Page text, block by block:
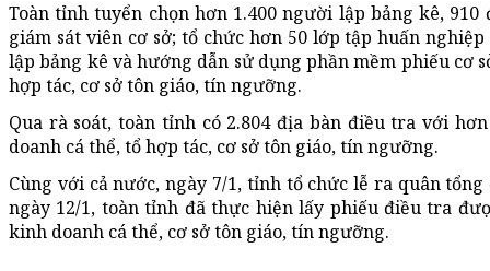
Toàn tỉnh tuyển chọn hơn 1.400 người lập bảng kê,
giám sát viên cơ sở; tổ chức hơn 50 lớp tập huấn
lập bảng kê và hướng dẫn sử dụng phần mềm phiếu cơ
hợp tác, cơ sở tôn giáo, tín ngưỡng.
Qua rà soát, toàn tỉnh có 2.804 địa bàn điều tra với
doanh cá thể, tổ hợp tác, cơ sở tôn giáo, tín ngưỡng.
Cùng với cả nước, ngày 7/1, tỉnh tổ chức lễ ra quân
ngày 12/1, toàn tỉnh đã thực hiện lấy phiếu điều tra
kinh doanh cá thể, cơ sở tôn giáo, tín ngưỡng.